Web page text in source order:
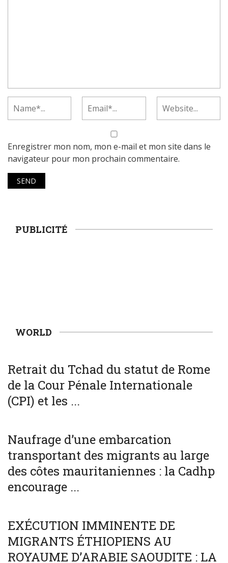
Enregistrer mon nom, mon e-mail et mon site dans le
navigateur pour mon prochain commentaire.
PUBLICITÉ
WORLD
Retrait du Tchad du statut de Rome
de la Cour Pénale Internationale
(CPI) et les ...
Naufrage d’une embarcation
transportant des migrants au large
des côtes mauritaniennes : la Cadhp
encourage ...
SOCIÉTÉ
EXÉCUTION IMMINENTE DE
MIGRANTS ÉTHIOPIENS AU
ROYAUME D’ARABIE SAOUDITE : LA